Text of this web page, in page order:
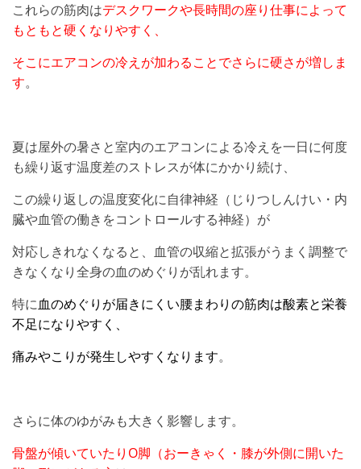
これらの筋肉はデスクワークや長時間の座り仕事によって
もともと硬くなりやすく、
そこにエアコンの冷えが加わることでさらに硬さが増しま
す。
夏は屋外の暑さと室内のエアコンによる冷えを一日に何度
も繰り返す温度差のストレスが体にかかり続け、
この繰り返しの温度変化に自律神経（じりつしんけい・内
臓や血管の働きをコントロールする神経）が
対応しきれなくなると、血管の収縮と拡張がうまく調整で
きなくなり全身の血のめぐりが乱れます。
特に血のめぐりが届きにくい腰まわりの筋肉は酸素と栄養
不足になりやすく、
痛みやこりが発生しやすくなります。
さらに体のゆがみも大きく影響します。
骨盤が傾いていたりO脚（おーきゃく・膝が外側に開いた